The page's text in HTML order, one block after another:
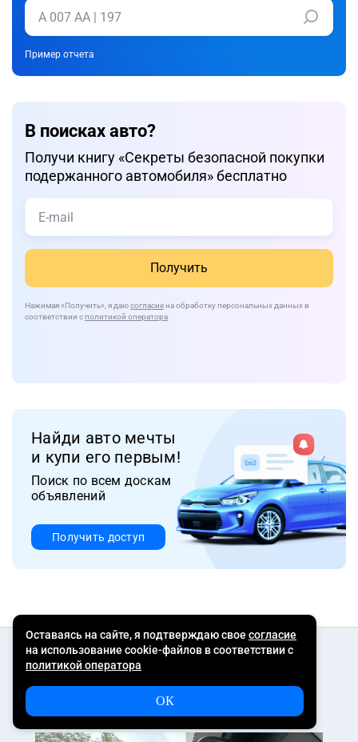
Пример отчета
В поисках авто?
Получи книгу «Cекреты безопасной покупки
подержанного автомобиля» бесплатно
Получить
Нажимая «Получить» , я даюсогласиена обработку персональных данных в
соответствии сполитикой оператора
Найди авто мечты
и купи его первым!
Поиск по всем доскам
объявлений
Получить доступ
Еще по теме
Транспондер
Как правильно установить транспондер на лобовое
стекло: пошаговая инструкция